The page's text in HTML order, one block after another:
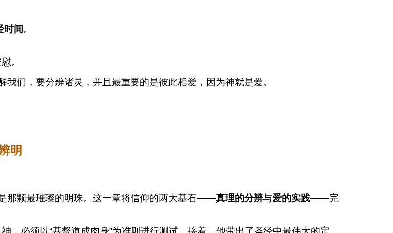
时间 。
。
们，要分辨诸灵，并且最重要的是彼此相爱，因为神就是爱。
明
那颗最璀璨的明珠。这一章将信仰的两大基石——真理的分辨与爱的实践——完
，必须以“基督道成肉身”为准则进行测试。接着，他带出了圣经中最伟大的定